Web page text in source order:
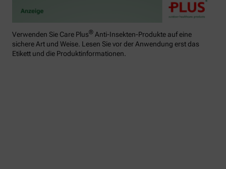
Verwenden Sie Care Plus® Anti-Insekten-Produkte auf eine
sichere Art und Weise. Lesen Sie vor der Anwendung erst das
Etikett und die Produktinformationen.